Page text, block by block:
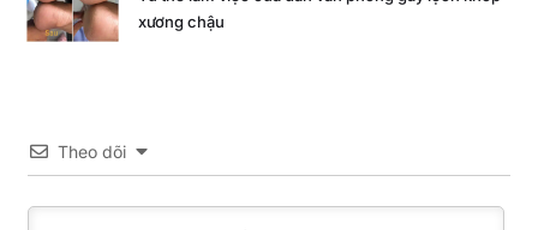
xương chậu
Theo dõi